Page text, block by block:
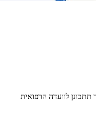
לוועדה הרפואית